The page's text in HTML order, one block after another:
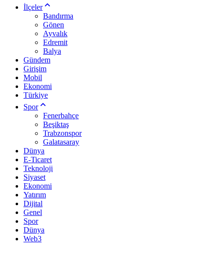
İlçeler
Bandırma
Gönen
Ayvalık
Edremit
Balya
Gündem
Girişim
Mobil
Ekonomi
Türkiye
Spor
Fenerbahçe
Beşiktaş
Trabzonspor
Galatasaray
Dünya
E-Ticaret
Teknoloji
Siyaset
Ekonomi
Yatırım
Dijital
Genel
Spor
Dünya
Web3